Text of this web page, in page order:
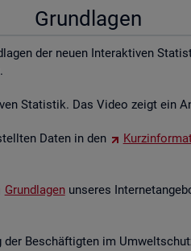
Grund­la­gen
der neuen In­ter­ak­ti­ven
Sta­tis­tik. Das Video zeigt ein
Daten in den
Grund­la­genun­se­res
Be­schäf­tig­ten im